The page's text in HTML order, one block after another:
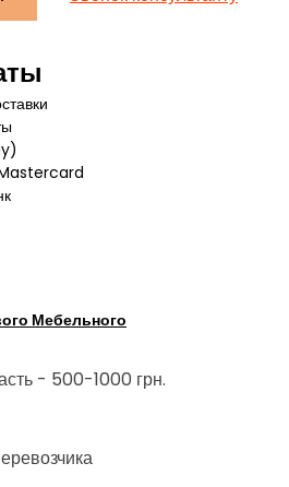
Мебельного
- 500-1000 грн.